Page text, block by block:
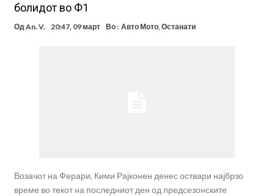
болидот во Ф1
ОдAn. V. 20:47, 09 март Во : Авто Мото,Останати
Возачот на Ферари, Кими Рајконен денес оствари најбрзо
време во текот на последниот ден од предсезонските